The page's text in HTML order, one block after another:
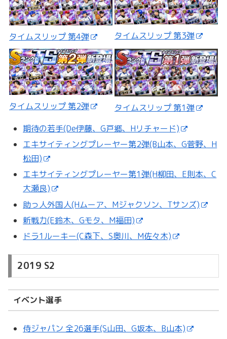
タイムスリップ 第4弾 タイムスリップ 第3弾
タイムスリップ 第2弾
タイムスリップ 第1弾
期待の若手(De伊藤、G戸郷、Hリチャード)
エキサイティングプレーヤー第2弾(B山本、G菅野、H
松田)
エキサイティングプレーヤー第1弾(H柳田、E則本、C
大瀬良)
助っ人外国人(Hムーア、Mジャクソン、Tサンズ)
新戦力(E鈴木、Gモタ、M福田)
ドラ1ルーキー(C森下、S奥川、M佐々木)
2019 S2
イベント選手
侍ジャパン 全26選手(S山田、G坂本、B山本)